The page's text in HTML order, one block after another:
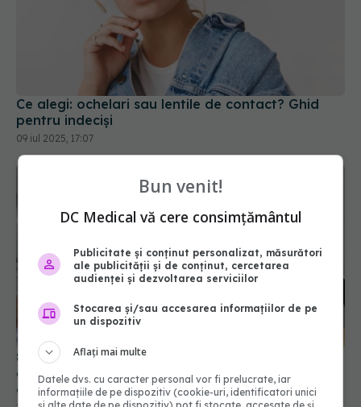
Ce alegi: ochelari sau lentile de contact? Ghid
pentru indeciși
09 iul 2025, 17:07
8 sfaturi pentru a preveni oboseala ochilor. Cum
afectează lumina albastră confortul și sănătatea
ochilor tăi
18 oct 2023, 21:21
Bun venit!
DC Medical vă cere consimțământul
Publicitate și conținut personalizat, măsurători
ale publicității și de conținut, cercetarea
audienței și dezvoltarea serviciilor
Stocarea și/sau accesarea informațiilor de pe
un dispozitiv
Aflați mai multe
Datele dvs. cu caracter personal vor fi prelucrate, iar
informațiile de pe dispozitiv (cookie-uri, identificatori unici